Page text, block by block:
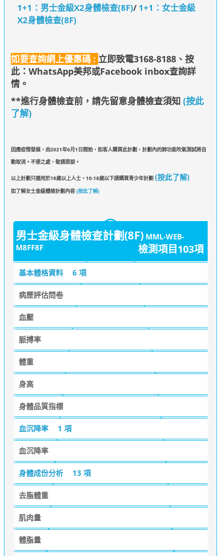
1+1：男士金級X2身體檢查(8F)/ 1+1：女士金級
X2身體檢查(8F)
如要查詢網上優惠碼 : 立即致電3168-8188、 按
此：WhatsApp美邦或Facebook inbox查詢詳
情。
**進行身體檢查前，請先留意身體檢查須知 (按此
了解)
因應疫情發展，由2021年6月1日開始，如客人購買此計劃，計劃內的肺功能吹氣測試將自
動取消。不便之處，敬請原諒。
以上計劃只適用於18歲以上人士，10-18歲以下請購買青少年計劃 (按此了解)
如了解女士金級體檢計劃內容 (按此了解)
男士金級身體檢查計劃(8F) MML-WEB-
M8FF8F
檢測項目103項
基本體格資料 6 項
病歷評估問卷
血壓
脈搏率
體重
身高
身體品質指標
血沉降率 1 項
血沉降率
身體成份分析 13 項
去脂體重
肌肉量
體脂量